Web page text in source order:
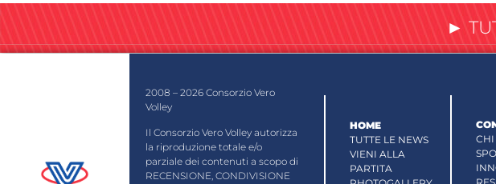
►
2008 – 2026 Consorzio Vero
Volley
Il Consorzio Vero Volley autorizza
la riproduzione totale e/o
parziale dei contenuti a scopo di
RECENSIONE, CONDIVISIONE
HOME
TUTTE LE NEWS
VIENI ALLA
PARTITA
CHI